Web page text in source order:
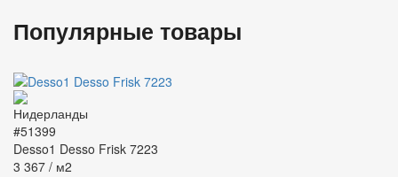
Популярные товары
#51399
Desso1 Desso Frisk 7223
3 367 / м2